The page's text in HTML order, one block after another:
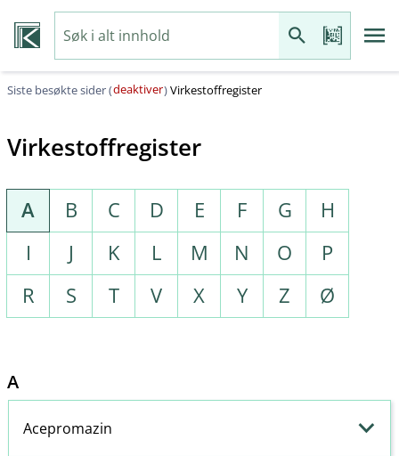
Siste besøkte sider (deaktiver)Virkestoffregister
Virkestoffregister
A B C D E F G
H
I
J K L M N O
P
R
S T V X Y Z Ø
A
Acepromazin